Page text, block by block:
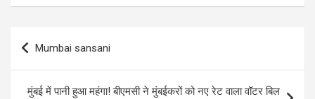
Post
navigation
Mumbai sansani
मुंबई में पानी हुआ महंगा! बीएमसी ने मुंबईकरों को नए रेट वाला वॉटर बिल